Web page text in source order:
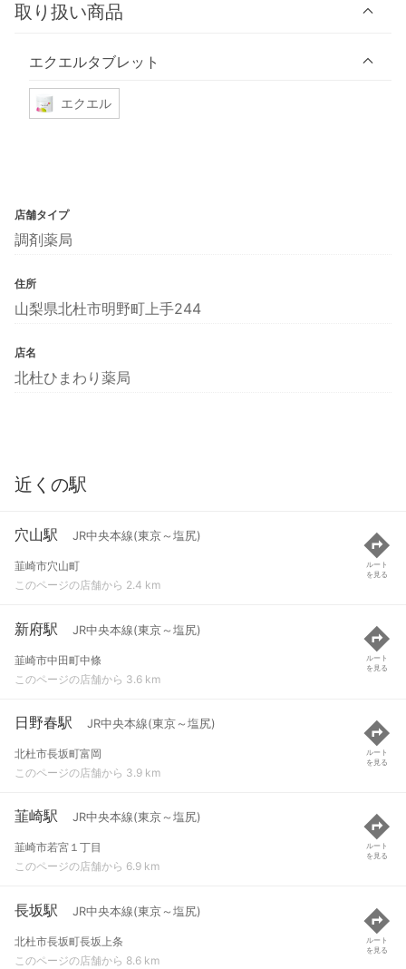
取り扱い商品
エクエルタブレット
エクエル
店舗タイプ
調剤薬局
住所
山梨県北杜市明野町上手244
店名
北杜ひまわり薬局
近くの駅
穴山駅 JR中央本線(東京～塩尻)
韮崎市穴山町
このページの店舗から 2.4 km
ルート
を見る
新府駅 JR中央本線(東京～塩尻)
韮崎市中田町中條
このページの店舗から 3.6 km
ルート
を見る
日野春駅 JR中央本線(東京～塩尻)
北杜市長坂町富岡
このページの店舗から 3.9 km
ルート
を見る
韮崎駅 JR中央本線(東京～塩尻)
韮崎市若宮１丁目
このページの店舗から 6.9 km
ルート
を見る
長坂駅 JR中央本線(東京～塩尻)
北杜市長坂町長坂上条
このページの店舗から 8.6 km
ルート
を見る